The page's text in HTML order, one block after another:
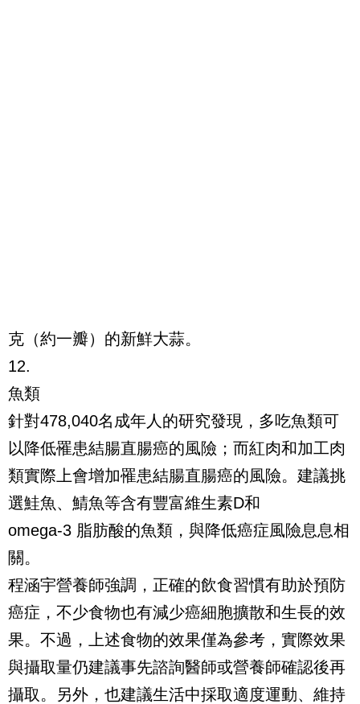
克（約一瓣）的新鮮大蒜。
12.
魚類
針對478,040名成年人的研究發現，多吃魚類可
以降低罹患結腸直腸癌的風險；而紅肉和加工肉
類實際上會增加罹患結腸直腸癌的風險。建議挑
選鮭魚、鯖魚等含有豐富維生素D和
omega-3 脂肪酸的魚類，與降低癌症風險息息相
關。
程涵宇營養師強調，正確的飲食習慣有助於預防
癌症，不少食物也有減少癌細胞擴散和生長的效
果。不過，上述食物的效果僅為參考，實際效果
與攝取量仍建議事先諮詢醫師或營養師確認後再
攝取。另外，也建議生活中採取適度運動、維持